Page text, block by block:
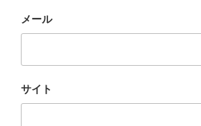
メール
サイト